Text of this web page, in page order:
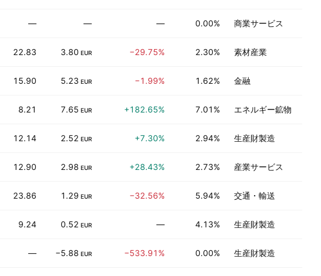
— — — 0.00% 商業サービス
22.83 3.80 EUR −29.75% 2.30% 素材産業
15.90 5.23 EUR −1.99% 1.62% 金融
8.21 7.65 EUR +182.65% 7.01% エネルギー鉱物
12.14 2.52 EUR +7.30% 2.94% 生産財製造
12.90 2.98 EUR +28.43% 2.73% 産業サービス
23.86 1.29 EUR −32.56% 5.94% 交通・輸送
9.24 0.52 EUR — 4.13% 生産財製造
— −5.88 EUR −533.91% 0.00% 生産財製造